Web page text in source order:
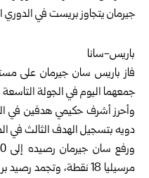
باريس-سانا
جمعهما اليوم في الجولة
دويه بتسجيل الهدف الثالث في